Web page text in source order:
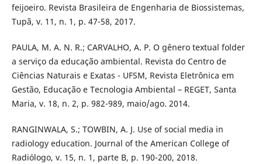
feijoeiro. Revista Brasileira de Engenharia de Biossistemas,
Tupã, v. 11, n. 1, p. 47-58, 2017.
PAULA, M. A. N. R.; CARVALHO, A. P. O gênero textual folder
a serviço da educação ambiental. Revista do Centro de
Ciências Naturais e Exatas - UFSM, Revista Eletrônica em
Gestão, Educação e Tecnologia Ambiental – REGET, Santa
Maria, v. 18, n. 2, p. 982-989, maio/ago. 2014.
RANGINWALA, S.; TOWBIN, A. J. Use of social media in
radiology education. Journal of the American College of
Radiólogo, v. 15, n. 1, parte B, p. 190-200, 2018.